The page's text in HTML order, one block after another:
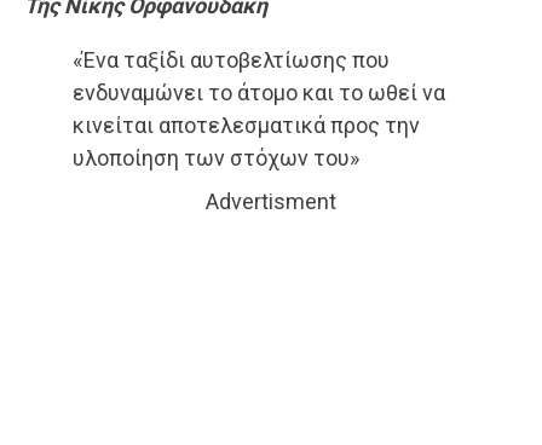
Της Νίκης Ορφανουδάκη
«Ένα ταξίδι αυτοβελτίωσης που
ενδυναμώνει το άτομο και το ωθεί να
κινείται αποτελεσματικά προς την
υλοποίηση των στόχων του»
Advertisment